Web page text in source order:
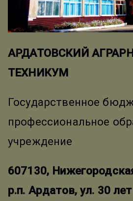
АРДАТОВСКИЙ
ТЕХНИКУМ
Государственное
профессиональное
учреждение
607130,
р.п. Ардатов, ул. 30